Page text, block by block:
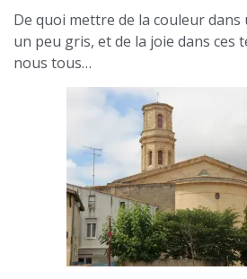
De quoi mettre de la couleur dans
un peu gris, et de la joie dans
nous tous…